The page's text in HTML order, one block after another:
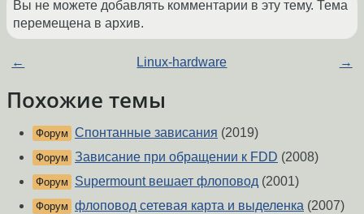
Вы не можете добавлять комментарии в эту тему. Тема
перемещена в архив.
← Linux-hardware →
Похожие темы
Форум Спонтанные зависания (2019)
Форум Зависание при обращении к FDD (2008)
Форум Supermount вешает флоповод (2001)
Форум флоповод сетевая карта и выделенка (2007)